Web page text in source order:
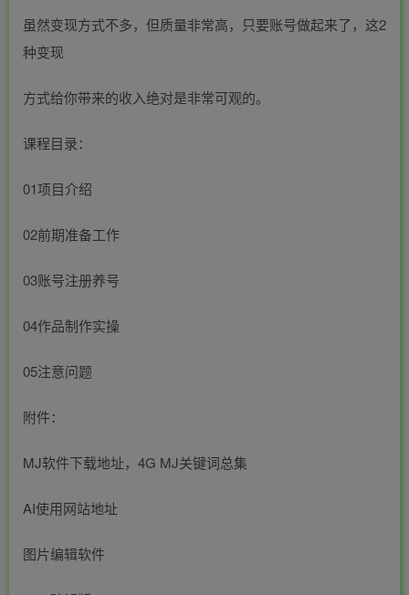
虽然变现方式不多，但质量非常高，只要账号做起来了，这2
种变现
方式给你带来的收入绝对是非常可观的。
课程目录：
01项目介绍
02前期准备工作
03账号注册养号
04作品制作实操
05注意问题
附件：
MJ软件下载地址，4G MJ关键词总集
AI使用网站地址
图片编辑软件